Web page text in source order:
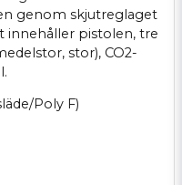
genom skjutreglaget
innehåller pistolen, tre
stor), CO2-
Poly F)